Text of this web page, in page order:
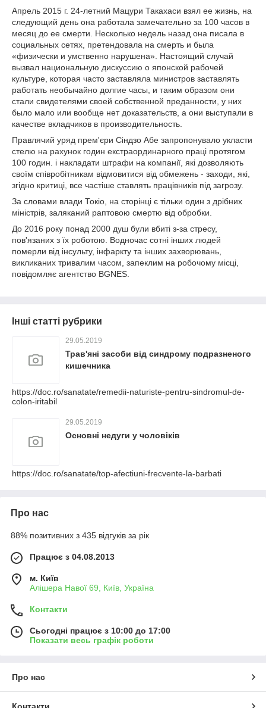
Апрель 2015 г. 24-летний Мацури Такахаси взял ее жизнь, на
следующий день она работала замечательно за 100 часов в
месяц до ее смерти. Несколько недель назад она писала в
социальных сетях, претендовала на смерть и была
«физически и умственно нарушена». Настоящий случай
вызвал национальную дискуссию о японской рабочей
культуре, которая часто заставляла министров заставлять
работать необычайно долгие часы, и таким образом они
стали свидетелями своей собственной преданности, у них
было мало или вообще нет доказательств, а они выступали в
качестве вкладчиков в производительность.
Правлячий уряд прем'єри Сіндзо Абе запропонувало укласти
стелю на рахунок годин екстраординарного праці протягом
100 годин. і накладати штрафи на компанії, які дозволяють
своїм співробітникам відмовитися від обмежень - заходи, які,
згідно критиці, все частіше ставлять працівників під загрозу.
За словами влади Токіо, на сторінці є тільки один з дрібних
міністрів, заляканий раптовою смертю від обробки.
До 2016 року понад 2000 душ були вбиті з-за стресу,
пов'язаних з їх роботою. Водночас сотні інших людей
померли від інсульту, інфаркту та інших захворювань,
викликаних тривалим часом, запеклим на робочому місці,
повідомляє агентство BGNES.
Інші статті рубрики
29.05.2019
Трав'яні засоби від синдрому подразненого
кишечника
https://doc.ro/sanatate/remedii-naturiste-pentru-sindromul-de-
colon-iritabil
29.05.2019
Основні недуги у чоловіків
https://doc.ro/sanatate/top-afectiuni-frecvente-la-barbati
Про нас
88% позитивних з 435 відгуків за рік
Працює з 04.08.2013
м. Київ
Алішера Навої 69, Київ, Україна
Контакти
Сьогодні працює з 10:00 до 17:00
Показати весь графік роботи
Про нас
Контакти